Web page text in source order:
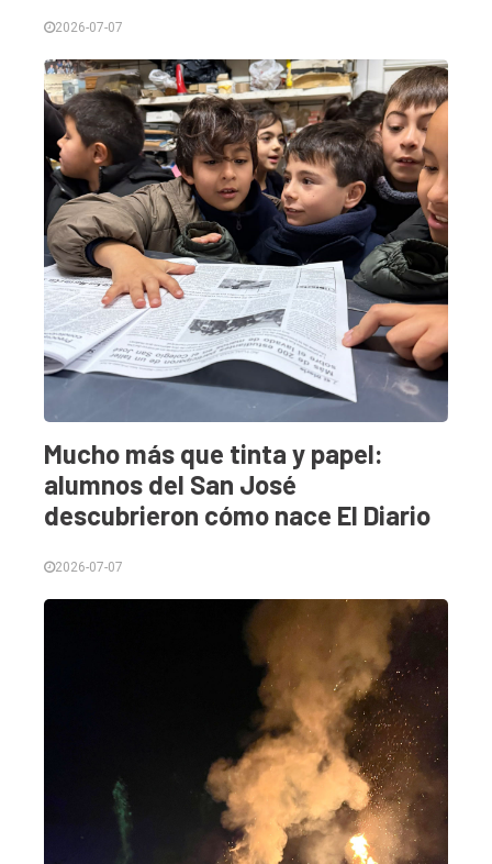
General
Política
Cultura
Entrevistas
Rural
Deportes
Fúnebres
Edición
Empresa
Nosotros
Contacto
2026-07-07
Mucho más que tinta y papel:
alumnos del San José
descubrieron cómo nace El Diario
2026-07-07